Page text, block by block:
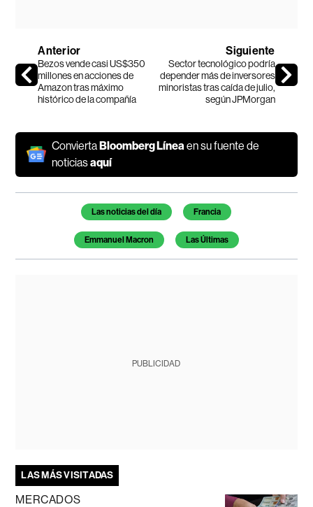
Anterior
Bezos vende casi US$350
millones en acciones de
Amazon tras máximo
histórico de la compañía
Siguiente
Sector tecnológico podría
depender más de inversores
minoristas tras caída de julio,
según JPMorgan
ConviertaBloomberg Línea en su fuente de
noticiasaquí
Temas de este artículo
Las noticias del día Francia
Emmanuel Macron Las Últimas
PUBLICIDAD
LAS MÁS VISITADAS
MERCADOS